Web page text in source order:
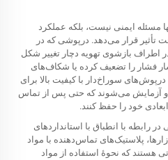
مسئله ایمنی نیست، بلکه عملکرد
تأثیر قرار می‌دهد. درپوشی که در
اطراف بازشوی تهویه دچار تغییر شکل
فشار را تضعیف کرده یا شکاف‌های
سوراخ‌دار با کیفیت بالا برای
و آزمایش می‌شوند که حتی پس از تماس
خود را حفظ کنند.
رابطه با انطباق با استانداردهای
پلاستیک‌های تماس‌دهنده با مواد
هستند که نحوهٔ استفاده از مواد